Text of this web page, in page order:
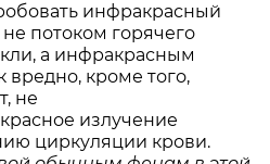
инфракрасный
потоком горячего
а инфракрасным
вредно, кроме того,
не
излучение
циркуляции крови.